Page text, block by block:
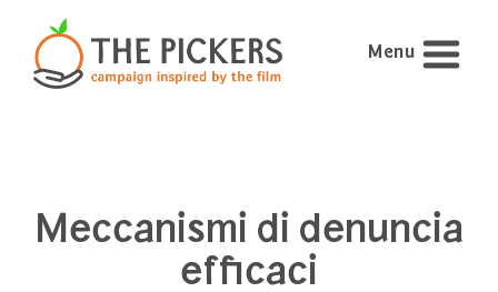
Menu
Meccanismi di denuncia
efficaci